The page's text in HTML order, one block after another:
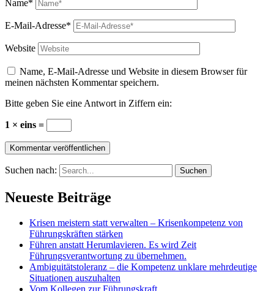
Name*
E-Mail-Adresse*
Website
Name, E-Mail-Adresse und Website in diesem Browser für
meinen nächsten Kommentar speichern.
Bitte geben Sie eine Antwort in Ziffern ein:
1 × eins =
Suchen nach:
Neueste Beiträge
Krisen meistern statt verwalten – Krisenkompetenz von
Führungskräften stärken
Führen anstatt Herumlavieren. Es wird Zeit
Führungsverantwortung zu übernehmen.
Ambiguitätstoleranz – die Kompetenz unklare mehrdeutige
Situationen auszuhalten